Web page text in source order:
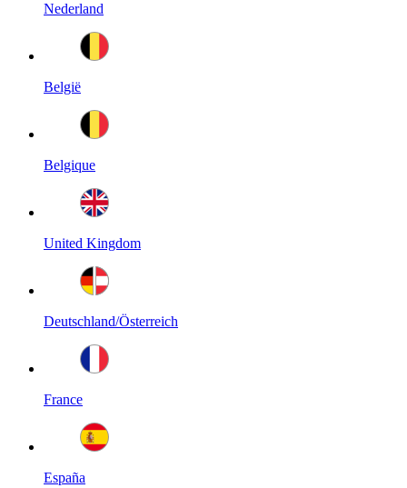
Nederland
België
Belgique
United Kingdom
Deutschland/Österreich
France
España